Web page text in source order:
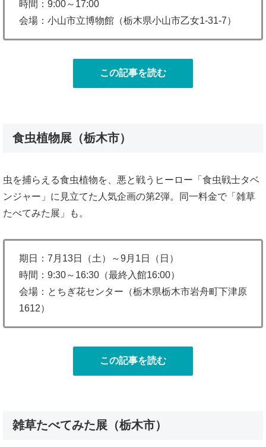
時間：9:00～17:00
会場：小山市立博物館（栃木県小山市乙女1-31-7）
この記事を読む
食虫植物展（栃木市）
虫を捕らえる食虫植物を、悪と戦うヒーロー「食虫戦士タベ
ンジャー」に見立てた人気企画の第2弾。同一料金で「雑草
たべてみた展」も。
期日：7月13日（土）～9月1日（日）
時間：9:30～16:30（最終入館16:00）
会場：とちぎ花センター（栃木県栃木市岩舟町下津原
1612）
この記事を読む
雑草たべてみた展（栃木市）